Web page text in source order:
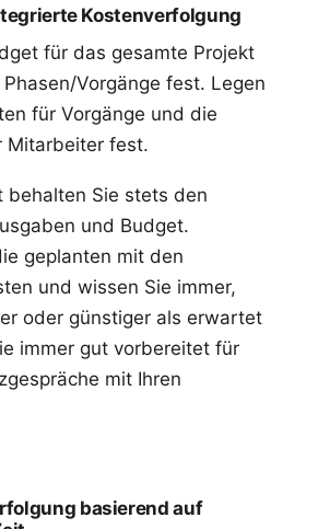
Kostenverfolgung
für das gesamte Projekt
Vorgänge fest. Legen
für Vorgänge und die
Mitarbeiter fest.
behalten Sie stets den
und Budget.
geplanten mit den
und wissen Sie immer,
oder günstiger als erwartet
immer gut vorbereitet für
mit Ihren
basierend auf